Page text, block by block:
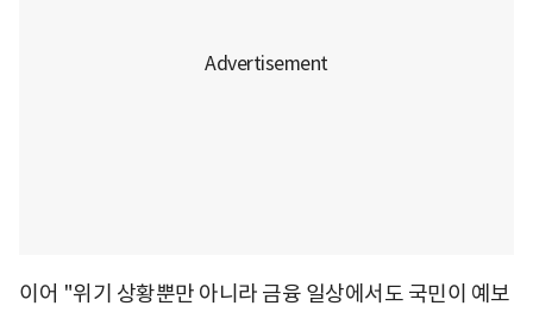
이어 "위기 상황뿐만 아니라 금융 일상에서도 국민이 예보